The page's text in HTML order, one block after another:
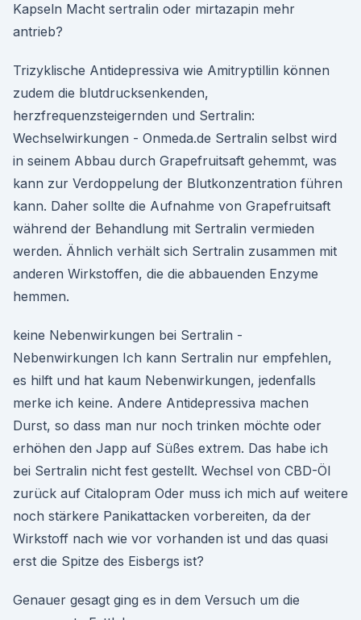
Kapseln Macht sertralin oder mirtazapin mehr
antrieb?
Trizyklische Antidepressiva wie Amitryptillin können
zudem die blutdrucksenkenden,
herzfrequenzsteigernden und Sertralin:
Wechselwirkungen - Onmeda.de Sertralin selbst wird
in seinem Abbau durch Grapefruitsaft gehemmt, was
kann zur Verdoppelung der Blutkonzentration führen
kann. Daher sollte die Aufnahme von Grapefruitsaft
während der Behandlung mit Sertralin vermieden
werden. Ähnlich verhält sich Sertralin zusammen mit
anderen Wirkstoffen, die die abbauenden Enzyme
hemmen.
keine Nebenwirkungen bei Sertralin -
Nebenwirkungen Ich kann Sertralin nur empfehlen,
es hilft und hat kaum Nebenwirkungen, jedenfalls
merke ich keine. Andere Antidepressiva machen
Durst, so dass man nur noch trinken möchte oder
erhöhen den Japp auf Süßes extrem. Das habe ich
bei Sertralin nicht fest gestellt. Wechsel von CBD-Öl
zurück auf Citalopram Oder muss ich mich auf weitere
noch stärkere Panikattacken vorbereiten, da der
Wirkstoff nach wie vor vorhanden ist und das quasi
erst die Spitze des Eisbergs ist?
Genauer gesagt ging es in dem Versuch um die